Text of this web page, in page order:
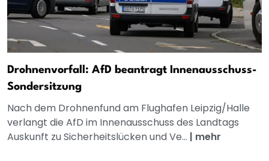
Drohnenvorfall: AfD beantragt Innenausschuss-
Sondersitzung
Nach dem Drohnenfund am Flughafen Leipzig/Halle
verlangt die AfD im Innenausschuss des Landtags
Auskunft zu Sicherheitslücken und Ve... | mehr